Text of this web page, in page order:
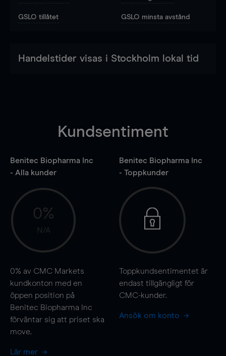
GSLO tillåtet GSLO minsta avstånd
Handelstider visas i Stockholm lokal tid
Kundsentiment
Benitec Biopharma Inc
- Alla kunder
0%
N/A
0% av CMC Markets
kundkonton med en
öppen position på
Benitec Biopharma Inc
förväntar sig att priset ska
move.
Lär mer
Benitec Biopharma Inc
- Toppkunder
Toppkundsentimentet är
endast tillgängligt för
CMC-kunder.
Ansök om konto